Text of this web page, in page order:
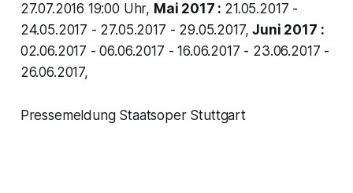
27.07.2016 19:00 Uhr, Mai 2017 : 21.05.2017 -
24.05.2017 - 27.05.2017 - 29.05.2017,Juni 2017 :
02.06.2017 - 06.06.2017 - 16.06.2017 - 23.06.2017 -
26.06.2017,
Pressemeldung Staatsoper Stuttgart